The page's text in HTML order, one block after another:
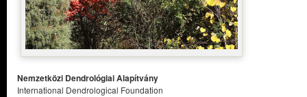
Nemzetközi Dendrológiai Alapítvány
International Dendrological Foundation